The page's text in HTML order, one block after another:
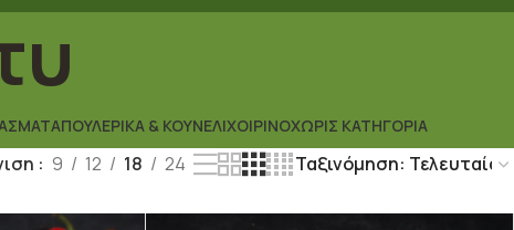
ΠΟΥΛΕΡΙΚΆ & ΚΟΥΝΈΛΙΧΟΙΡΙΝΌΧΩΡΊΣ ΚΑΤΗΓΟΡΊΑ
9 12 18 24